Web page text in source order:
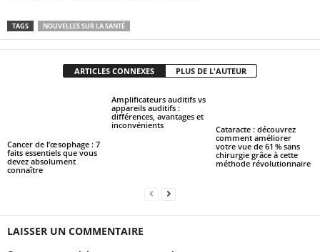
TAGS NOUVELLES SUR LA SANTÉ
ARTICLES CONNEXES PLUS DE L'AUTEUR
Cancer de l’œsophage : 7
faits essentiels que vous
devez absolument
connaître
Amplificateurs auditifs vs
appareils auditifs :
différences, avantages et
inconvénients
Cataracte : découvrez
comment améliorer
votre vue de 61 % sans
chirurgie grâce à cette
méthode révolutionnaire
LAISSER UN COMMENTAIRE